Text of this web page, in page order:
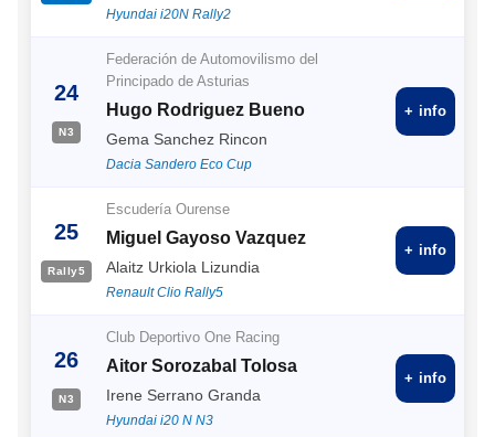
Hyundai i20N Rally2
24
N3
Federación de Automovilismo del
Principado de Asturias
Hugo Rodriguez Bueno
Gema Sanchez Rincon
Dacia Sandero Eco Cup
+ info
25
Rally5
Escudería Ourense
Miguel Gayoso Vazquez
Alaitz Urkiola Lizundia
Renault Clio Rally5
+ info
26
N3
Club Deportivo One Racing
Aitor Sorozabal Tolosa
Irene Serrano Granda
Hyundai i20 N N3
+ info